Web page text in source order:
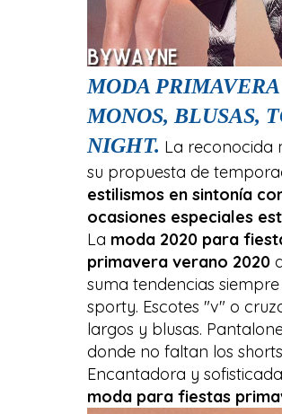
MODA
MONOS, BLUSAS,
NIGHT. La reconocida
su propuesta de
estilismos en sintonía
ocasiones especiales
La moda 2020 para
primavera verano 2020
suma tendencias
sporty. Escotes "v" o
largos y blusas.
donde no faltan los
Encantadora y
moda para fiestas